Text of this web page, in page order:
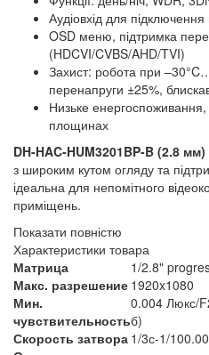
Аудіовхід для
OSD меню, підтримка
(HDCVI/CVBS/AHD/TVI)
Захист: робота при
перенапруги ±25%,
Низьке
площинах
DH-HAC-HUM3201BP-B (2.8 мм)
з широким кутом огляду та
ідеальна для непомітного
приміщень.
Показати повністю
Характеристики товара
Матрица
1/2.8"
Макс. разрешение 1920x1080
Мин.
чувствительность
0.004 Люкс/
б)
Скорость затвора 1/3с-1/